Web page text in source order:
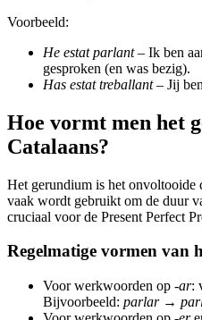
Voorbeeld:
He estat parlant– Ik ben
gesproken (en was bezig).
Has estat treballant– Jij
Hoe vormt men het
Catalaans?
Het gerundium is het onvoltooide
vaak wordt gebruikt om de duur
cruciaal voor de Present Perfect
Regelmatige vormen van
Voor werkwoorden op -ar:
Bijvoorbeeld: parlar→